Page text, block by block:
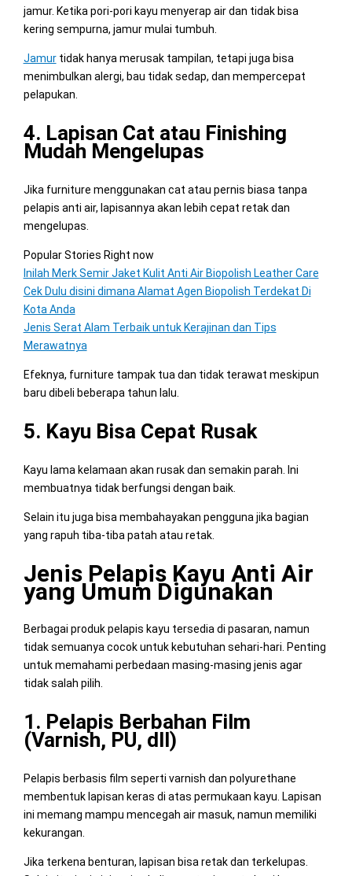
jamur. Ketika pori-pori kayu menyerap air dan tidak bisa
kering sempurna, jamur mulai tumbuh.
Jamurtidak hanya merusak tampilan, tetapi juga bisa
menimbulkan alergi, bau tidak sedap, dan mempercepat
pelapukan.
4. Lapisan Cat atau Finishing
Mudah Mengelupas
Jika furniture menggunakan cat atau pernis biasa tanpa
pelapis anti air, lapisannya akan lebih cepat retak dan
mengelupas.
Popular Stories Right now
Inilah Merk Semir Jaket Kulit Anti Air Biopolish Leather Care
Cek Dulu disini dimana Alamat Agen Biopolish Terdekat Di
Kota Anda
Jenis Serat Alam Terbaik untuk Kerajinan dan Tips
Merawatnya
Efeknya, furniture tampak tua dan tidak terawat meskipun
baru dibeli beberapa tahun lalu.
5. Kayu Bisa Cepat Rusak
Kayu lama kelamaan akan rusak dan semakin parah. Ini
membuatnya tidak berfungsi dengan baik.
Selain itu juga bisa membahayakan pengguna jika bagian
yang rapuh tiba-tiba patah atau retak.
Jenis Pelapis Kayu Anti Air
yang Umum Digunakan
Berbagai produk pelapis kayu tersedia di pasaran, namun
tidak semuanya cocok untuk kebutuhan sehari-hari. Penting
untuk memahami perbedaan masing-masing jenis agar
tidak salah pilih.
1. Pelapis Berbahan Film
(Varnish, PU, dll)
Pelapis berbasis film seperti varnish dan polyurethane
membentuk lapisan keras di atas permukaan kayu. Lapisan
ini memang mampu mencegah air masuk, namun memiliki
kekurangan.
Jika terkena benturan, lapisan bisa retak dan terkelupas.